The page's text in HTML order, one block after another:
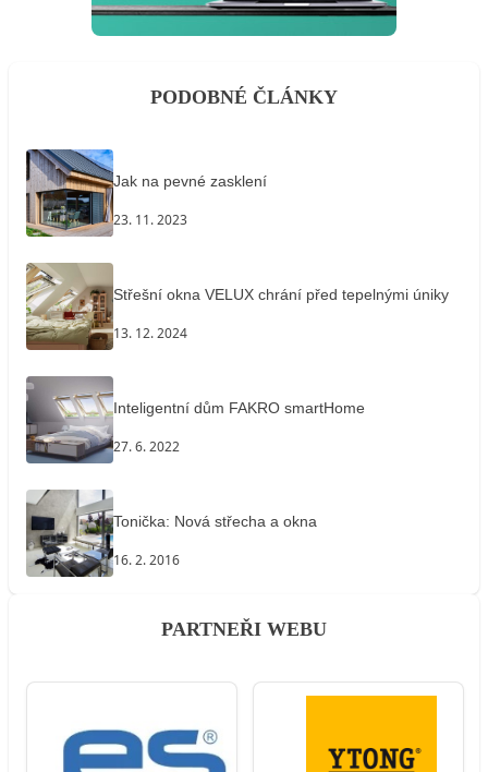
PODOBNÉ ČLÁNKY
Jak na pevné zasklení
23. 11. 2023
Střešní okna VELUX chrání před tepelnými úniky
13. 12. 2024
Inteligentní dům FAKRO smartHome
27. 6. 2022
Tonička: Nová střecha a okna
16. 2. 2016
PARTNEŘI WEBU